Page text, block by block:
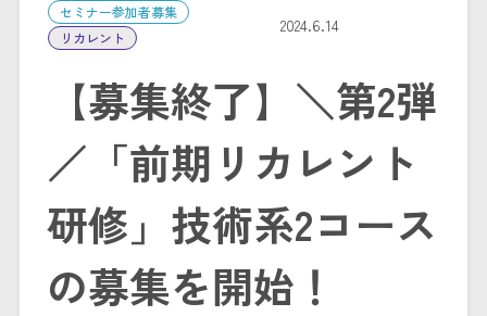
セミナー参加者募集
リカレント
2024.6.14
【募集終了】＼第2弾
／「前期リカレント
研修」技術系2コース
の募集を開始！